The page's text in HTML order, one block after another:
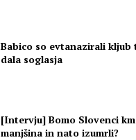
Babico so evtanazirali kljub
dala soglasja
[Intervju] Bomo Slovenci
manjšina in nato izumrli?